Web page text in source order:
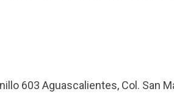
603 Aguascalientes, Col. San